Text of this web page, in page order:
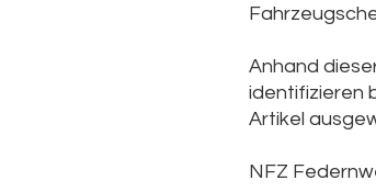
Anhand
identifizieren
Artikel
NFZ